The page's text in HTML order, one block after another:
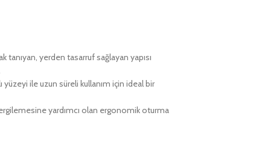
tanıyan, yerden tasarruf sağlayan yapısı
yüzeyi ile uzun süreli kullanım için ideal bir
yardımcı olan ergonomik oturma